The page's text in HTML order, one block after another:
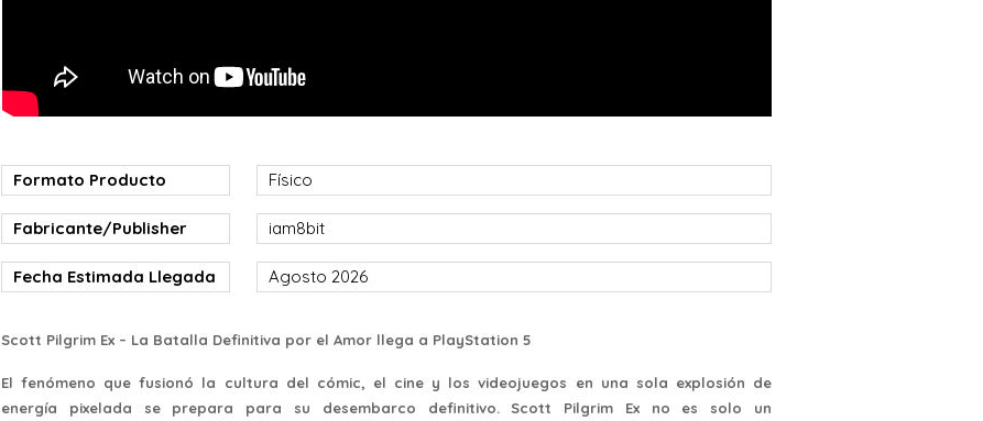
Formato Producto Físico
Fabricante/Publisher iam8bit
Fecha Estimada Llegada Agosto 2026
Scott Pilgrim Ex – La Batalla Definitiva por el Amor llega a PlayStation 5
El fenómeno que fusionó la cultura del cómic, el cine y los videojuegos en una sola explosión de
energía pixelada se prepara para su desembarco definitivo. Scott Pilgrim Ex no es solo un